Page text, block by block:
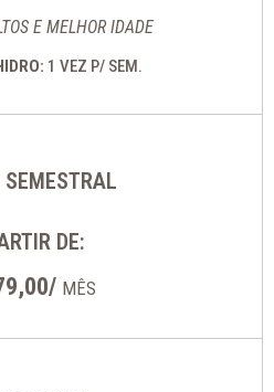
E MELHOR IDADE
1 VEZ P/ SEM.
DE:
MÊS